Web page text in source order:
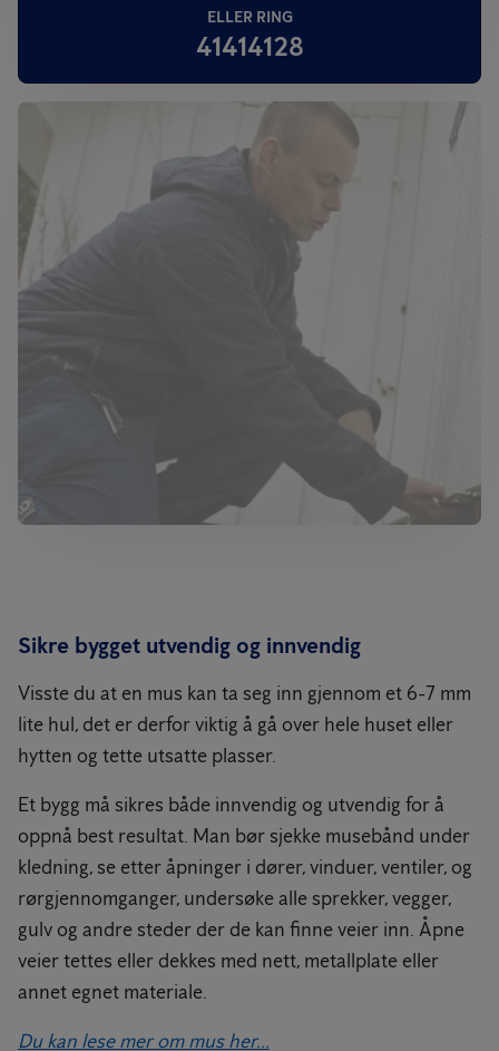
ELLER RING
41414128
Sikre bygget utvendig og innvendig
Visste du at en mus kan ta seg inn gjennom et 6-7 mm
lite hul, det er derfor viktig å gå over hele huset eller
hytten og tette utsatte plasser.
Et bygg må sikres både innvendig og utvendig for å
oppnå best resultat. Man bør sjekke musebånd under
kledning, se etter åpninger i dører, vinduer, ventiler, og
rørgjennomganger, undersøke alle sprekker, vegger,
gulv og andre steder der de kan finne veier inn. Åpne
veier tettes eller dekkes med nett, metallplate eller
annet egnet materiale.
Du kan lese mer om mus her...